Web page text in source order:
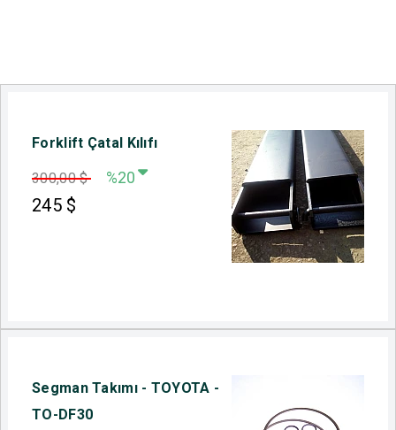
Forklift Çatal Kılıfı
300,00 $ %20
245$
Segman Takımı - TOYOTA -
TO-DF30